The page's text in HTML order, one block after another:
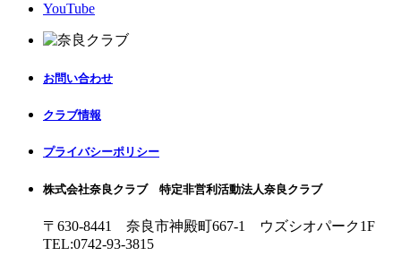
YouTube
お問い合わせ
クラブ情報
プライバシーポリシー
株式会社奈良クラブ 特定非営利活動法人奈良クラブ
〒630-8441 奈良市神殿町667-1
ウズシオパーク1F
TEL:0742-93-3815